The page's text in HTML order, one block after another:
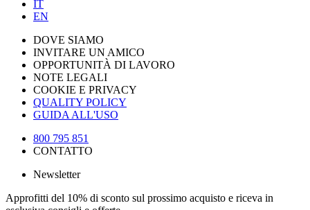
IT
EN
DOVE SIAMO
INVITARE UN AMICO
OPPORTUNITÀ DI LAVORO
NOTE LEGALI
COOKIE E PRIVACY
QUALITY POLICY
GUIDA ALL'USO
800 795 851
CONTATTO
Newsletter
Approfitti del 10% di sconto sul prossimo acquisto e riceva in